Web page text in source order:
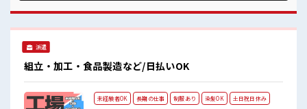
派遣
組立・加工・食品製造など/日払いOK
未経験者OK 長期の仕事 制服あり 染髪OK 土日祝日休み